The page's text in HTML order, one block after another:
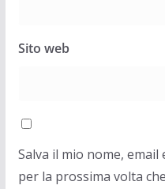
Sito web
Salva il mio nome,
per la prossima volta